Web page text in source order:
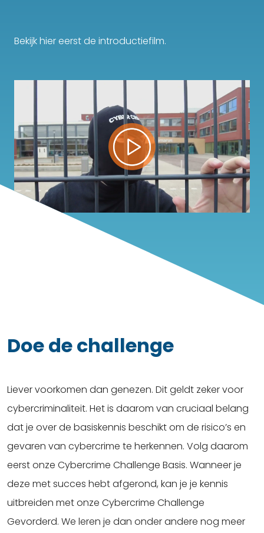
Bekijk hier eerst de introductiefilm.
Doe de challenge
Liever voorkomen dan genezen. Dit geldt zeker voor
cybercriminaliteit. Het is daarom van cruciaal belang
dat je over de basiskennis beschikt om de risico’s en
gevaren van cybercrime te herkennen. Volg daarom
eerst onze Cybercrime Challenge Basis. Wanneer je
deze met succes hebt afgerond, kan je je kennis
uitbreiden met onze Cybercrime Challenge
Gevorderd. We leren je dan onder andere nog meer